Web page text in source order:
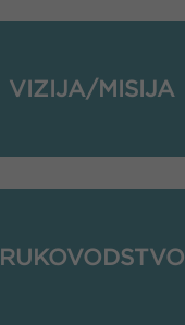
VIZIJA/MISIJA
RUKOVODSTVO